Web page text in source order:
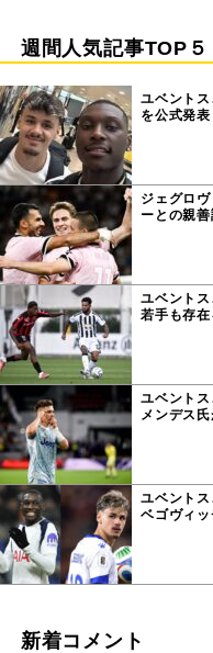
週間人気記事TOP５
ユベント
を公式発
ジェグロ
ーとの親
ユベント
若手も存
ユベント
メンデス
ユベント
ベゴヴィ
新着コメント